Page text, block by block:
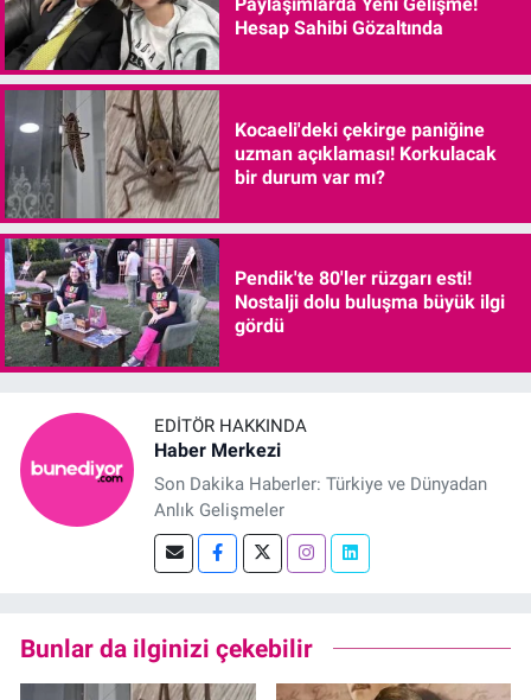
Paylaşımlarda Yeni Gelişme!
Hesap Sahibi Gözaltında
Kocaeli'deki çekirge paniğine
uzman açıklaması! Korkulacak
bir durum var mı?
Pendik'te 80'ler rüzgarı esti!
Nostalji dolu buluşma büyük ilgi
gördü
EDITÖR HAKKINDA
Haber Merkezi
Son Dakika Haberler: Türkiye ve Dünyadan
Anlık Gelişmeler
Bunlar da ilginizi çekebilir